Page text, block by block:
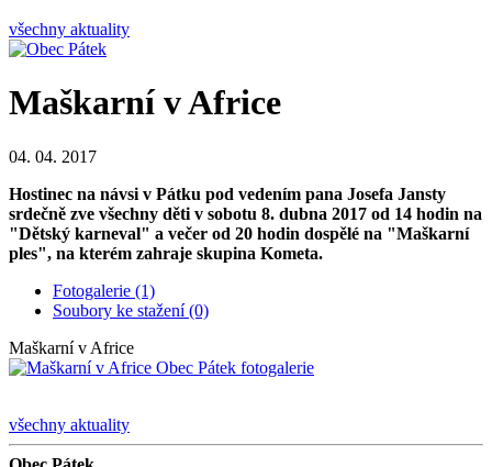
všechny aktuality
Maškarní v Africe
04. 04. 2017
Hostinec na návsi v Pátku pod vedením pana Josefa Jansty
srdečně zve všechny děti v sobotu 8. dubna 2017 od 14 hodin na
"Dětský karneval" a večer od 20 hodin dospělé na "Maškarní
ples", na kterém zahraje skupina Kometa.
Fotogalerie (1)
Soubory ke stažení (0)
Maškarní v Africe
všechny aktuality